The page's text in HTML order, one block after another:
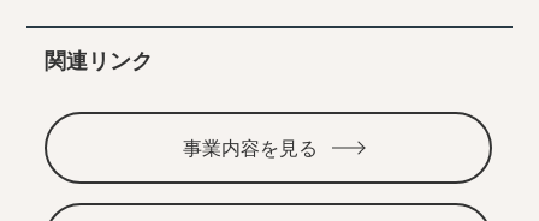
関連リンク
事業内容を見る